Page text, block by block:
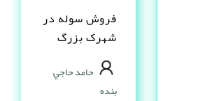
فروش سوله در
شهرک بزرگ
اصفهان فاز یک
حامد حاجي
بنده